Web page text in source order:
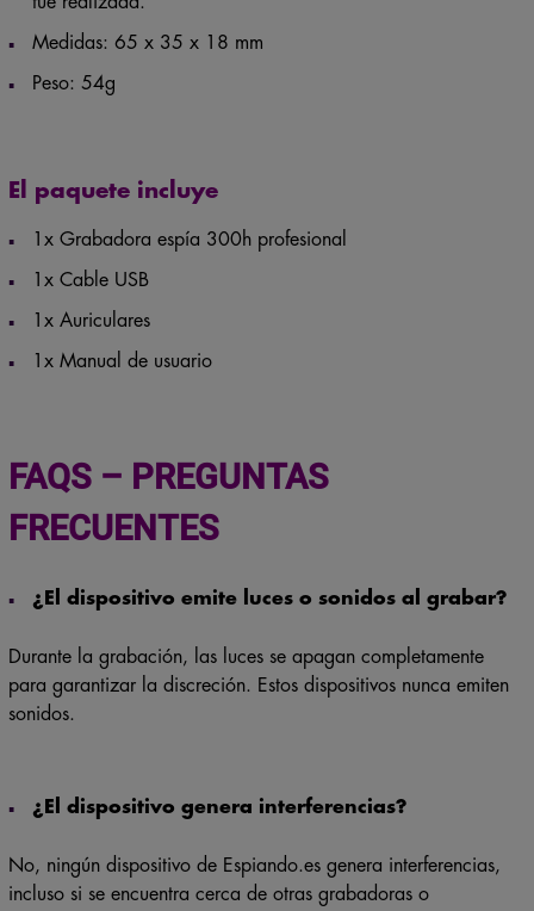
Medidas: 65 x 35 x 18 mm
Peso: 54g
El paquete incluye
1x Grabadora espía 300h profesional
1x Cable USB
1x Auriculares
1x Manual de usuario
FAQS – PREGUNTAS
FRECUENTES
¿El dispositivo emite luces o sonidos al grabar?
Durante la grabación, las luces se apagan completamente
para garantizar la discreción. Estos dispositivos nunca emiten
sonidos.
¿El dispositivo genera interferencias?
No, ningún dispositivo de Espiando.es genera interferencias,
incluso si se encuentra cerca de otras grabadoras o